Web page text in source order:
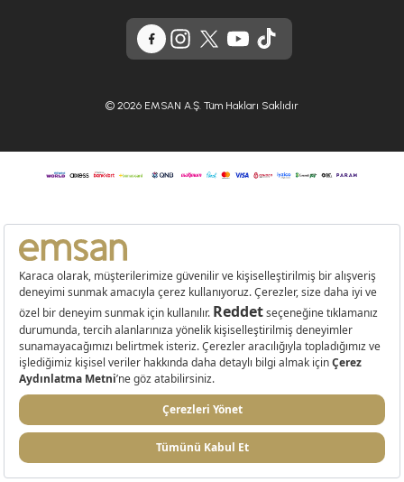
© 2026 EMSAN A.Ş. Tüm Hakları Saklıdır